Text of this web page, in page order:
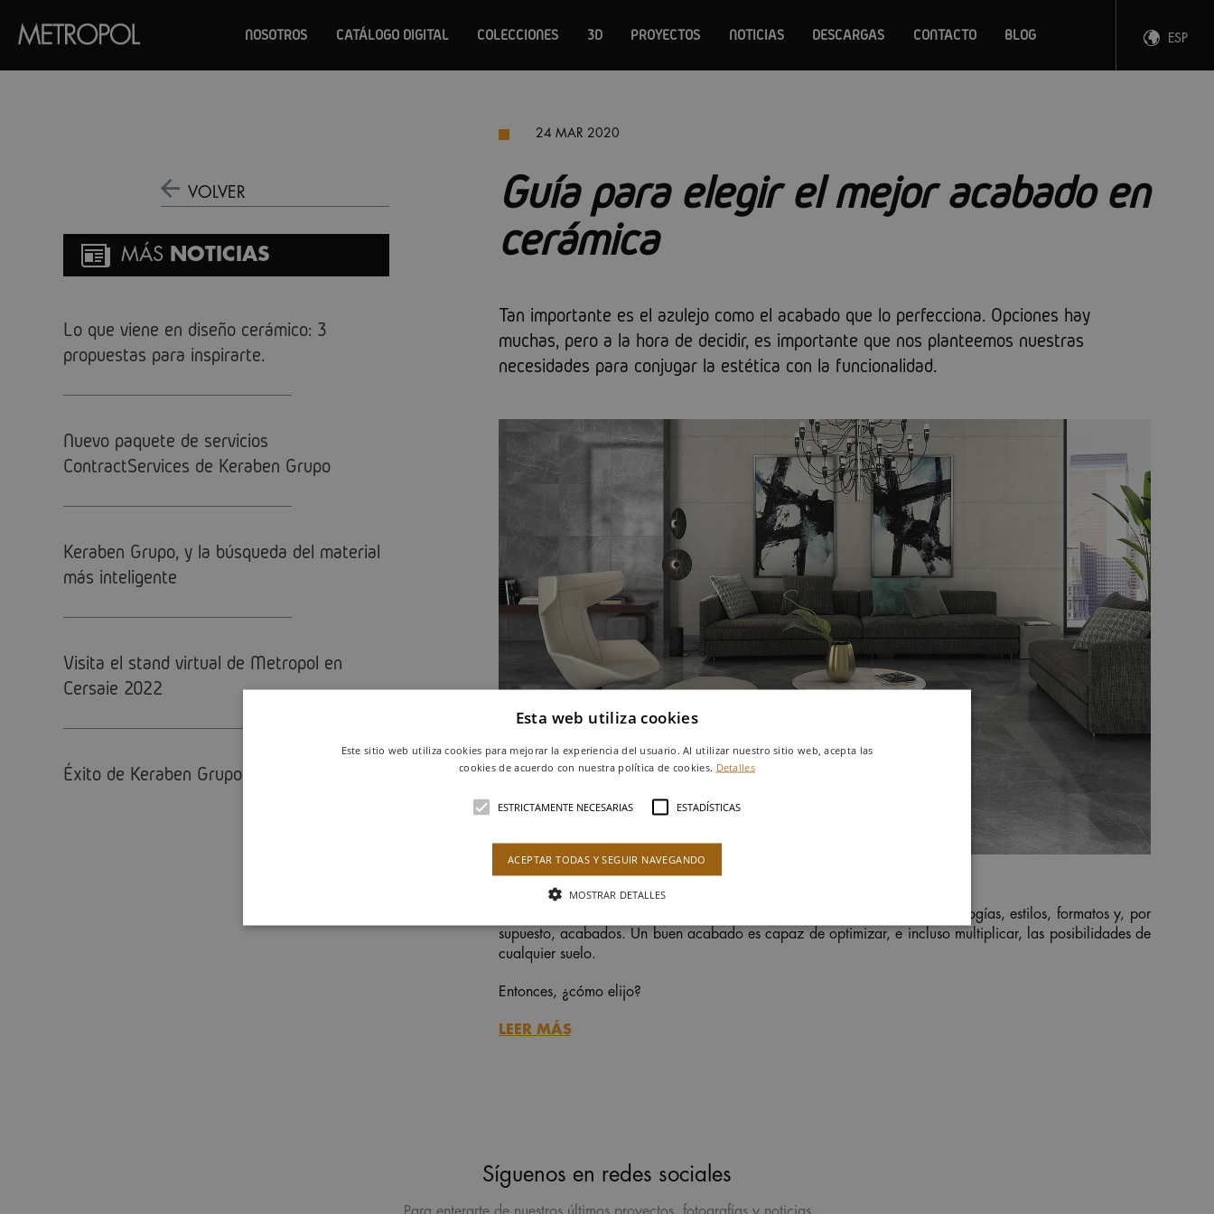
NOSOTROS CATÁLOGO DIGITAL COLECCIONES 3D PROYECTOS NOTICIAS DESCARGAS CONTACTO BLOG ESP
ENG
VOLVER
MÁS NOTICIAS
Lo que viene en diseño cerámico: 3
propuestas para inspirarte.
Nuevo paquete de servicios
ContractServices de Keraben Grupo
Keraben Grupo, y la búsqueda del material
más inteligente
Visita el stand virtual de Metropol en
Cersaie 2022
Éxito de Keraben Grupo en Cevisama 2020
24 MAR 2020
Guía para elegir el mejor acabado en
cerámica
Tan importante es el azulejo como el acabado que lo perfecciona. Opciones hay
muchas, pero a la hora de decidir, es importante que nos planteemos nuestras
necesidades para conjugar la estética con la funcionalidad.
Más allá del material escogido, resulta útil atender a la diversidad de tipologías, estilos, formatos y, por
supuesto, acabados. Un buen acabado es capaz de optimizar, e incluso multiplicar, las posibilidades de
cualquier suelo.
Entonces, ¿cómo elijo?
LEER MÁS
Síguenos en redes sociales
Esta web utiliza cookies
Este sitio web utiliza cookies para mejorar la experiencia del usuario. Al utilizar nuestro sitio web, acepta las
cookies de acuerdo con nuestra política de cookies. Detalles
ESTRICTAMENTE NECESARIAS ESTADÍSTICAS
ACEPTAR TODAS Y SEGUIR NAVEGANDO
MOSTRAR DETALLES